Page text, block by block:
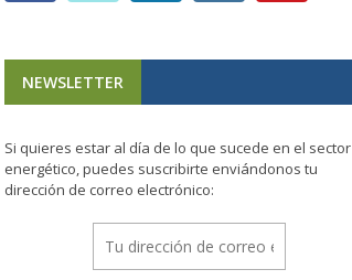
NEWSLETTER
Si quieres estar al día de lo que sucede en el sector
energético, puedes suscribirte enviándonos tu
dirección de correo electrónico: